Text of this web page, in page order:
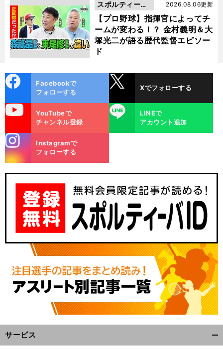
【プロ野球】指揮官によってチ
ームが変わる！？ 金村義明＆大
塚光二が語る歴代監督エピソー
ド
2026.08.06更新
スポルティーバ
動画
ok
Facebookで
フォローする
Xでフォローする
YouTubeで
チャンネル登録
LINE
LINEで
アカウント追加
m
Instagramで
フォローする
サービス